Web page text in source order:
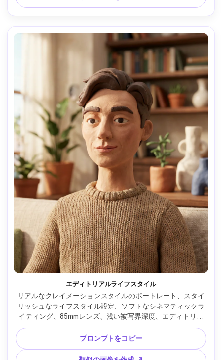
エディトリアルライフスタイル
リアルなクレイメーションスタイルのポートレート、スタイ
リッシュなライフスタイル設定、ソフトなシネマティックラ
イティング、85mmレンズ、浅い被写界深度、エディトリア
ル構図、自然な肌の質感 --ar 4:5
プロンプトをコピー